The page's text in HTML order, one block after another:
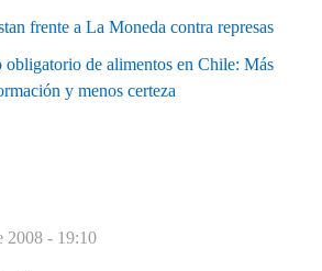
frente a La Moneda contra represas
obligatorio de alimentos en Chile: Más
y menos certeza
2008 - 19:10